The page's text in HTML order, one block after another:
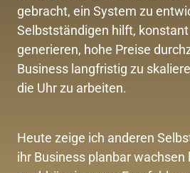
gebracht, ein System zu
Selbstständigen hilft,
generieren, hohe Preise
Business langfristig zu
die Uhr zu arbeiten.
Heute zeige ich anderen
ihr Business planbar wachsen